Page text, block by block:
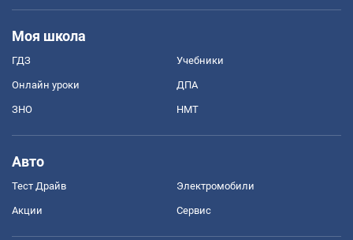
Моя школа
ГДЗ Учебники
Онлайн уроки ДПА
ЗНО НМТ
Авто
Тест Драйв Электромобили
Акции Сервис